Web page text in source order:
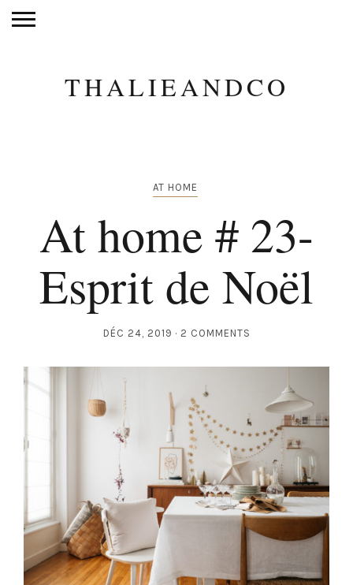
THALIEANDCO
AT HOME
At home # 23-
Esprit de Noël
DÉC 24, 2019 2 COMMENTS